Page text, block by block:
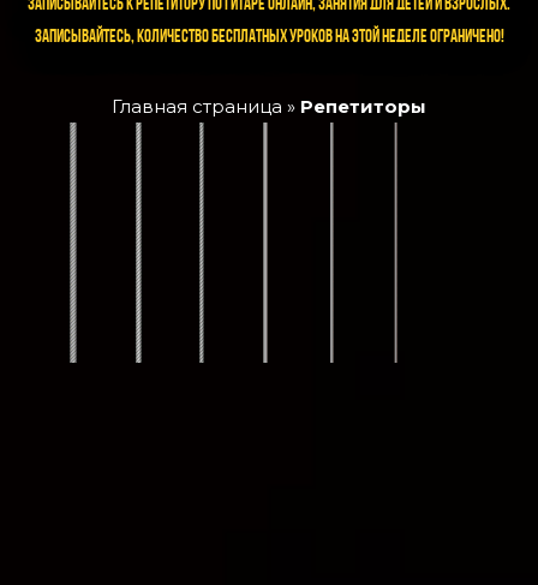
Записывайтесь к репетитору по гитаре онлайн, занятия для детей и взрослых.
Записывайтесь, количество бесплатных уроков на этой неделе ограничено!
Главная страница » Репетиторы